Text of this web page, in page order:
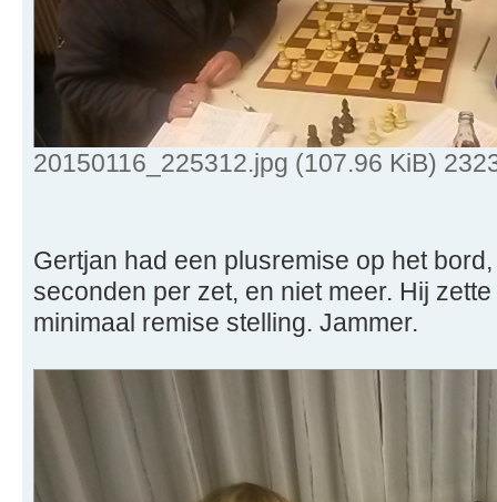
20150116_225312.jpg (107.96 KiB)
Gertjan had een plusremise op het
seconden per zet, en niet meer. Hij
minimaal remise stelling. Jammer.